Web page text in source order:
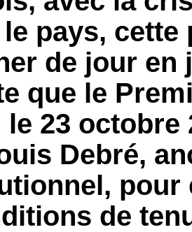
pays,
de jour en
que le
le 23 octobre
Debré,
pour
de